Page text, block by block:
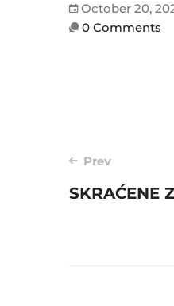
October 20,
0 Comments
Post
Prev
SKRAĆENE